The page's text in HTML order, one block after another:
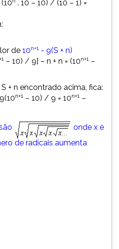
. 10 – 10) / (10 – 1) =
de 10n+1 - 9(S + n)
– 10) / 9] – n + n = (10n+1 –
+ n encontrado acima, fica:
n+1 – 10) / 9 = 10n+1 –
onde x é
de radicais aumenta